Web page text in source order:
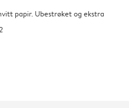
papir. Ubestrøket og ekstra